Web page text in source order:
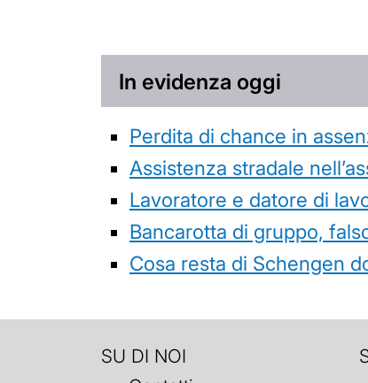
In evidenza oggi
Perdita di chance in
Assistenza stradale
Lavoratore e datore di
Bancarotta di gruppo,
Cosa resta di Schengen
SU DI NOI